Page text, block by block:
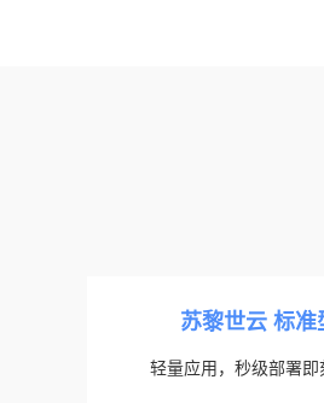
苏黎世云 标准
轻量应用，秒级部署即